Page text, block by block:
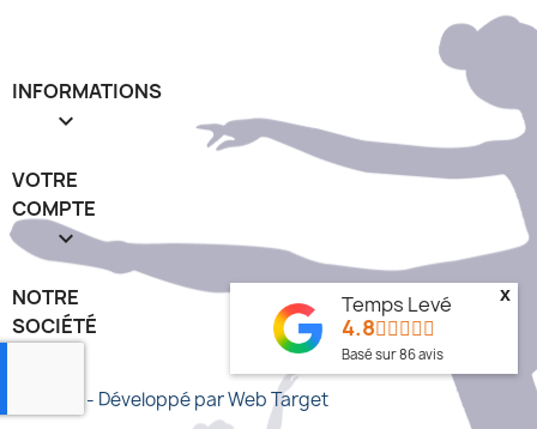
INFORMATIONS

VOTRE
COMPTE

NOTRE
SOCIÉTÉ
© 2026 - Développé par Web Target
Temps Levé
4.8
Basé sur86avis
x